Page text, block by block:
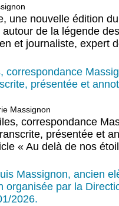
une nouvelle édition
de la légende
et journaliste, expert
correspondance
présentée et
Massignon
correspondance
présentée et
« Au delà de nos
Massignon, ancien
organisée par la
2026.